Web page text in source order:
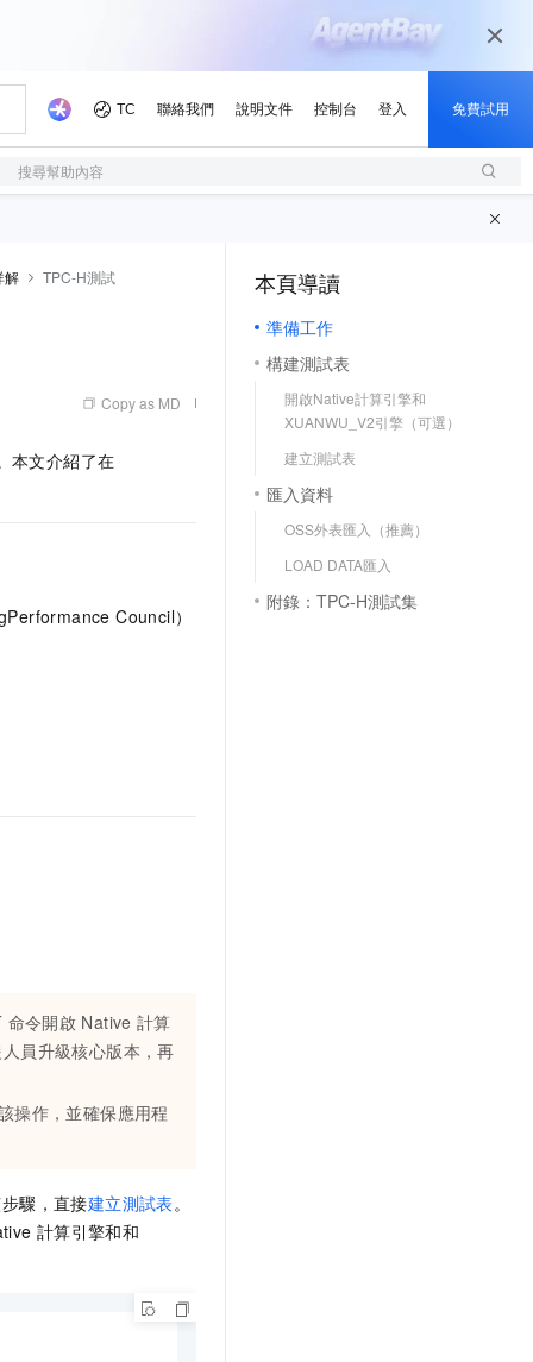
搜尋幫助內容
解 TPC-H測試
Copy as MD
本文介紹了在
Council）
命令開啟 Native 計算
員升級核心版本，再
操作，並確保應用程
驟，直接建立測試表 。
計算引擎和和
本頁導讀
準備工作
構建測試表
開啟Native計算引擎和
XUANWU_V2引擎（可選）
建立測試表
匯入資料
OSS外表匯入（推薦）
LOAD DATA匯入
附錄：TPC-H測試集